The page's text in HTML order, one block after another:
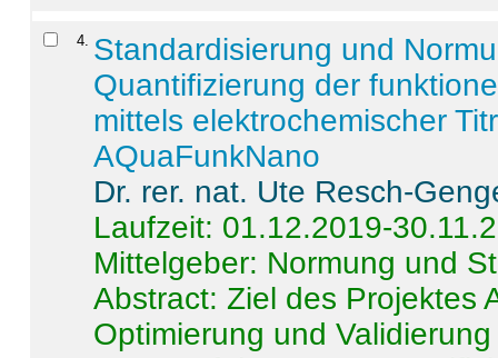
4 Standardisierung und
Quantifizierung der
mittels elektrochemischer
AQuaFunkNano
Dr. rer. nat. Ute Resch-
Laufzeit: 01.12.2019-
Mittelgeber: Normung und
Abstract:Ziel des Projektes
Optimierung und